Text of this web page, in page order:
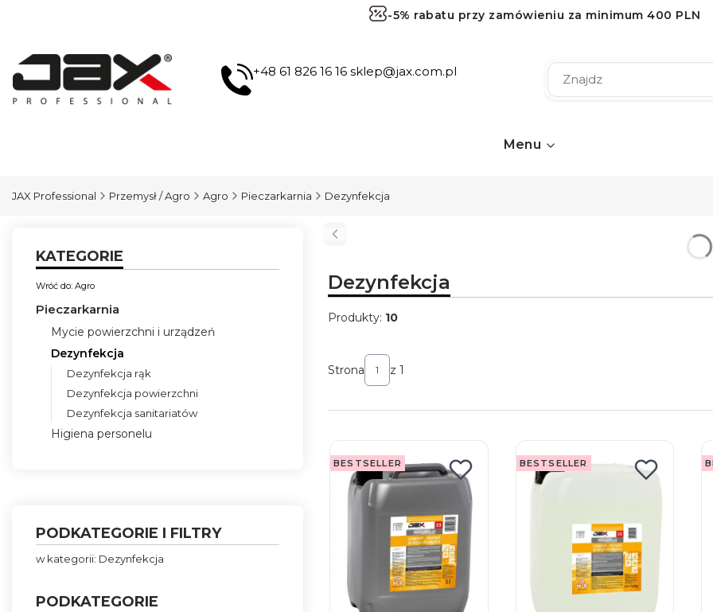
-5% rabatu przy zamówieniu za minimum 400 PLN
-15% rabatu przy zamówieniu za minimum 2000 PLN
Darmowa dostawa przy zamówieniu za minimum 120
+48 61 826 16 16 sklep@jax.com.pl
Menu
JAX Professional Przemysł / Agro Agro Pieczarkarnia Dezynfekcja
KATEGORIE
Wróć do: Agro
Pieczarkarnia
Mycie powierzchni i urządzeń
Dezynfekcja
Dezynfekcja rąk
Dezynfekcja powierzchni
Dezynfekcja sanitariatów
Higiena personelu
PODKATEGORIE I FILTRY
w kategorii: Dezynfekcja
PODKATEGORIE
Dezynfekcja
Produkty: 10
Strona z 1
BESTSELLER BESTSELLER